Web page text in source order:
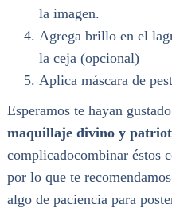
la imagen.
Agrega brillo en el
la ceja (opcional)
Aplica máscara de
Esperamos te hayan
maquillaje divino y
complicadocombinar éstos
por lo que te
algo de paciencia para